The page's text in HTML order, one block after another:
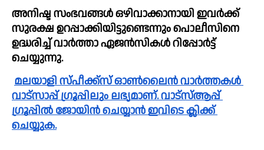
അനിഷ്ട സംഭവങ്ങള്‍ ഒഴിവാക്കാനായി ഇവര്‍ക്ക്
സുരക്ഷ ഉറപ്പാക്കിയിട്ടുണ്ടെന്നും പൊലീസിനെ
ഉദ്ധരിച്ച്‌ വാര്‍ത്താ ഏജന്‍സികള്‍ റിപ്പോര്‍ട്ട്
ചെയ്യുന്നു.
മലയാളി സ്പീക്ക്സ്‌ ഓൺലൈൻ വാർത്തകൾ
വാട്സാപ്പ് ഗ്രൂപ്പിലും ലഭ്യമാണ്. വാട്സ്ആപ്പ്
ഗ്രൂപ്പിൽ ജോയിൻ ചെയ്യാൻ ഇവിടെ ക്ലിക്ക്
ചെയ്യുക.